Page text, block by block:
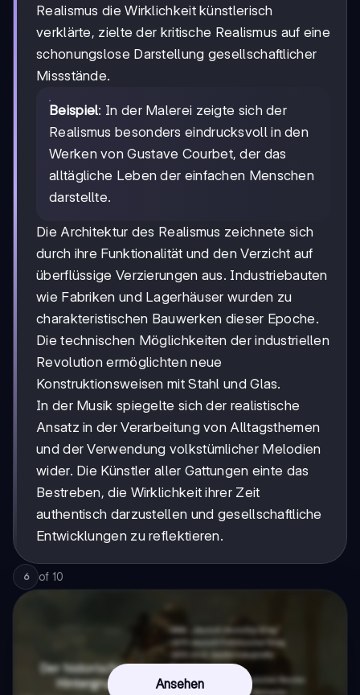
Realismus die Wirklichkeit künstlerisch
verklärte, zielte der kritische Realismus auf eine
schonungslose Darstellung gesellschaftlicher
Missstände.
Beispiel: In der Malerei zeigte sich der
Realismus besonders eindrucksvoll in den
Werken von Gustave Courbet, der das
alltägliche Leben der einfachen Menschen
darstellte.
Die Architektur des Realismus zeichnete sich
durch ihre Funktionalität und den Verzicht auf
überflüssige Verzierungen aus. Industriebauten
wie Fabriken und Lagerhäuser wurden zu
charakteristischen Bauwerken dieser Epoche.
Die technischen Möglichkeiten der industriellen
Revolution ermöglichten neue
Konstruktionsweisen mit Stahl und Glas.
In der Musik spiegelte sich der realistische
Ansatz in der Verarbeitung von Alltagsthemen
und der Verwendung volkstümlicher Melodien
wider. Die Künstler aller Gattungen einte das
Bestreben, die Wirklichkeit ihrer Zeit
authentisch darzustellen und gesellschaftliche
Entwicklungen zu reflektieren.
6 of 10
Ansehen